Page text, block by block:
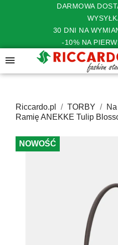
DARMOWA
30 DNI NA
-10% NA

Riccardo.pl TORBY
Ramię ANEKKE Tulip
NOWOŚĆ